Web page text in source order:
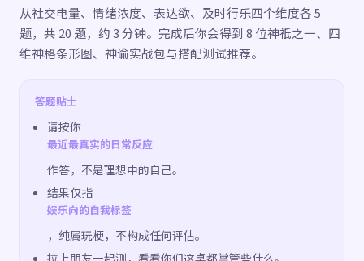
从社交电量、情绪浓度、表达欲、及时行乐四个维度各 5
题，共 20 题，约 3 分钟。完成后你会得到 8 位神祇之一、四
维神格条形图、神谕实战包与搭配测试推荐。
答题贴士
请按你
最近最真实的日常反应
作答，不是理想中的自己。
结果仅指
娱乐向的自我标签
，纯属玩梗，不构成任何评估。
拉上朋友一起测，看看你们这桌都掌管些什么。